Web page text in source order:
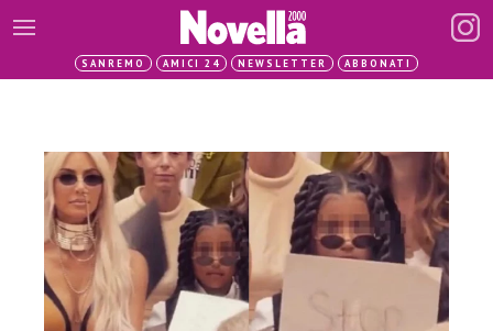
SANREMO AMICI 24 NEWSLETTER ABBONATI